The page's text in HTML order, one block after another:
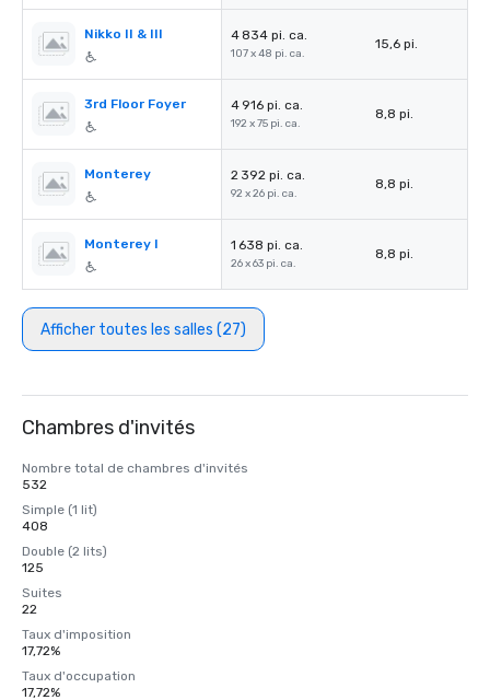
Nikko II & III 4 834 pi. ca.
107 x 48 pi. ca.
15,6 pi.
3rd Floor Foyer 4 916 pi. ca.
192 x 75 pi. ca.
8,8 pi.
Monterey 2 392 pi. ca.
92 x 26 pi. ca.
8,8 pi.
Monterey I 1 638 pi. ca.
26 x 63 pi. ca.
8,8 pi.
Afficher toutes les salles (27)
Chambres d'invités
Nombre total de chambres d'invités
532
Simple (1 lit)
408
Double (2 lits)
125
Suites
22
Taux d'imposition
17,72%
Taux d'occupation
17,72%